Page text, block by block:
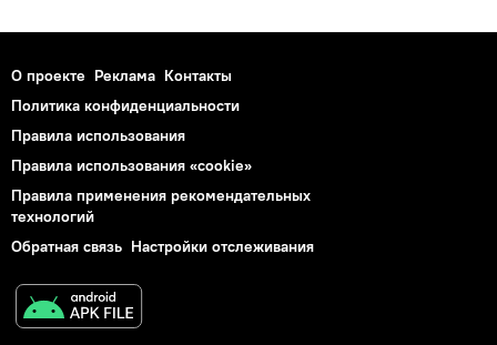
О проекте Реклама Контакты
Политика конфиденциальности
Правила использования
Правила использования «cookie»
Правила применения рекомендательных
технологий
Обратная связь Настройки отслеживания